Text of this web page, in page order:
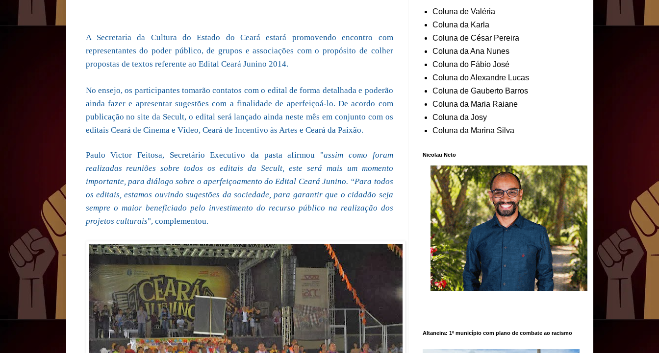
A Secretaria da Cultura do Estado do Ceará estará promovendo encontro com
representantes do poder público, de grupos e associações com o propósito de colher
propostas de textos referente ao Edital Ceará Junino 2014.
No ensejo, os participantes tomarão contatos com o edital de forma detalhada e poderão
ainda fazer e apresentar sugestões com a finalidade de aperfeiçoá-lo. De acordo com
publicação no site da Secult, o edital será lançado ainda neste mês em conjunto com os
editais Ceará de Cinema e Vídeo, Ceará de Incentivo às Artes e Ceará da Paixão.
Paulo Victor Feitosa, Secretário Executivo da pasta afirmou "assim como foram
realizadas reuniões sobre todos os editais da Secult, este será mais um momento
importante, para diálogo sobre o aperfeiçoamento do Edital Ceará Junino. “Para todos
os editais, estamos ouvindo sugestões da sociedade, para garantir que o cidadão seja
sempre o maior beneficiado pelo investimento do recurso público na realização dos
projetos culturais", complementou.
Coluna de Valéria
Coluna da Karla
Coluna de César Pereira
Coluna da Ana Nunes
Coluna do Fábio José
Coluna do Alexandre Lucas
Coluna de Gauberto Barros
Coluna da Maria Raiane
Coluna da Josy
Coluna da Marina Silva
Nicolau Neto
Altaneira: 1º município com plano de combate ao racismo